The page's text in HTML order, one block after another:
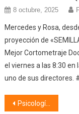
8 octubre, 2025
Mercedes y Rosa,
proyección de
Mejor Cortometraje
el viernes a las 8:30 en
uno de sus directores.
Navegación
Psicología (20/03/25) Hipnosis